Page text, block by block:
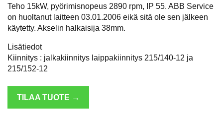
Teho 15kW, pyörimisnopeus 2890 rpm, IP 55. ABB Service
on huoltanut laitteen 03.01.2006 eikä sitä ole sen jälkeen
käytetty. Akselin halkaisija 38mm.
Lisätiedot
Kiinnitys : jalkakiinnitys laippakiinnitys 215/140-12 ja
215/152-12
TILAA TUOTE →